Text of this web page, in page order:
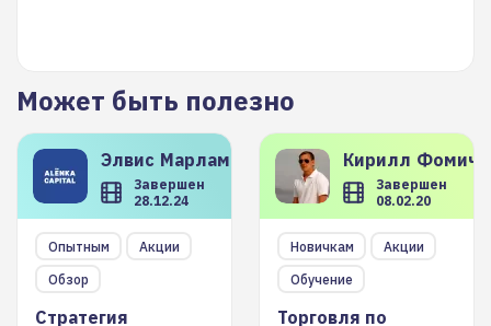
Может быть полезно
Элвис Марламов
Завершен
28.12.24
Опытным
Акции
Обзор
Стратегия
Кирилл
Завершен
08.02.20
Новичкам
Акции
Обучение
Торговля по